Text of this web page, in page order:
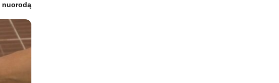
Privatumo politika
Reklamos politika
Slapukų politika